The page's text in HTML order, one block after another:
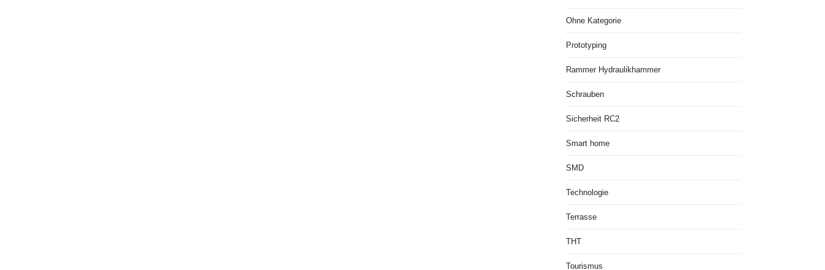
Ohne Kategorie
Prototyping
Rammer Hydraulikhammer
Schrauben
Sicherheit RC2
Smart home
SMD
Technologie
Terrasse
THT
Tourismus